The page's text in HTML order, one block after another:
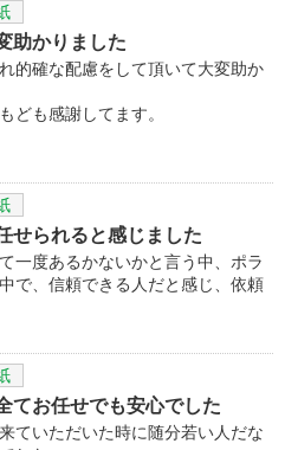
助かりました
的確な配慮をして頂いて大変助か
ども感謝してます。
せられると感じました
一度あるかないかと言う中、ポラ
で、信頼できる人だと感じ、依頼
てお任せでも安心でした
ていただいた時に随分若い人だな